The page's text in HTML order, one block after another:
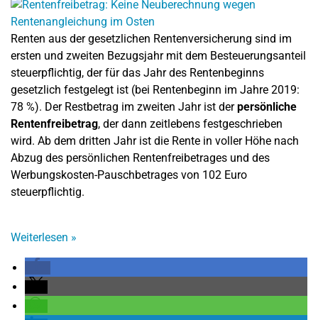
Renten aus der gesetzlichen Rentenversicherung sind im
ersten und zweiten Bezugsjahr mit dem Besteuerungsanteil
steuerpflichtig, der für das Jahr des Rentenbeginns
gesetzlich festgelegt ist (bei Rentenbeginn im Jahre 2019:
78 %). Der Restbetrag im zweiten Jahr ist derpersönliche
Rentenfreibetrag, der dann zeitlebens festgeschrieben
wird. Ab dem dritten Jahr ist die Rente in voller Höhe nach
Abzug des persönlichen Rentenfreibetrages und des
Werbungskosten-Pauschbetrages von 102 Euro
steuerpflichtig.
Weiterlesen »